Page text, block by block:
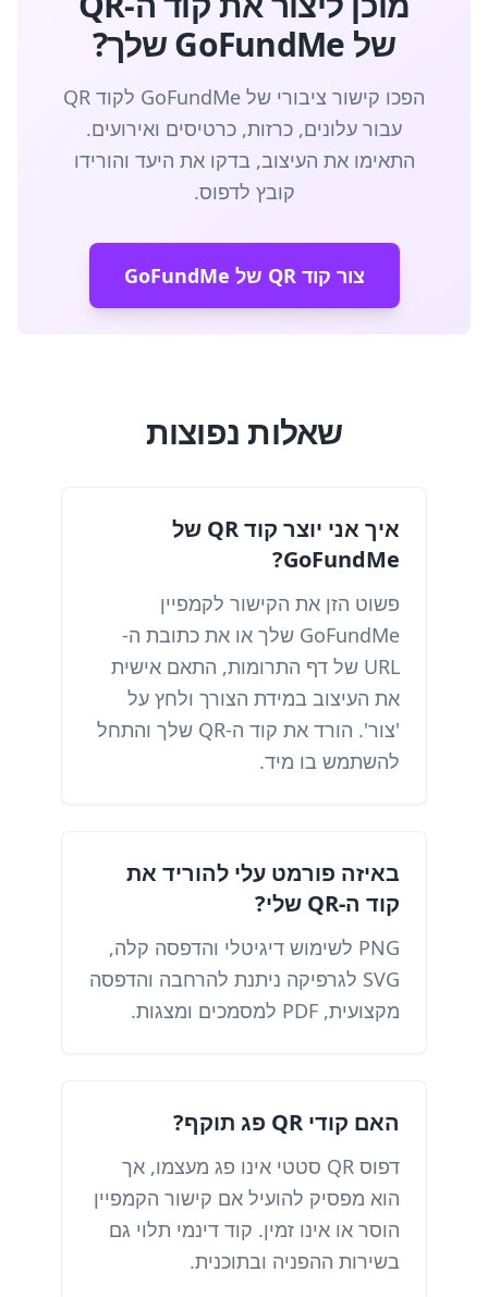
של GoFundMe שלך?
הפכו קישור ציבורי של GoFundMe לקוד QR
עבור עלונים, כרזות, כרטיסים ואירועים.
התאימו את העיצוב, בדקו את היעד והורידו
קובץ לדפוס.
צור קוד QR של GoFundMe
שאלות נפוצות
איך אני יוצר קוד QR של
GoFundMe?
פשוט הזן את הקישור לקמפיין
GoFundMe שלך או את כתובת ה-
URL של דף התרומות, התאם אישית
את העיצוב במידת הצורך ולחץ על
'צור'. הורד את קוד ה-QR שלך והתחל
להשתמש בו מיד.
באיזה פורמט עלי להוריד את
קוד ה-QR שלי?
PNG לשימוש דיגיטלי והדפסה קלה,
SVG לגרפיקה ניתנת להרחבה והדפסה
מקצועית, PDF למסמכים ומצגות.
האם קודי QR פג תוקף?
דפוס QR סטטי אינו פג מעצמו, אך
הוא מפסיק להועיל אם קישור הקמפיין
הוסר או אינו זמין. קוד דינמי תלוי גם
בשירות ההפניה ובתוכנית.